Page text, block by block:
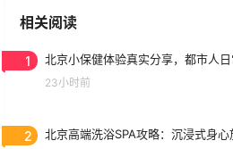
相关阅读
1 北京小保健体验真实分享，都市人
23小时前
2 北京高端洗浴SPA攻略：沉浸式身